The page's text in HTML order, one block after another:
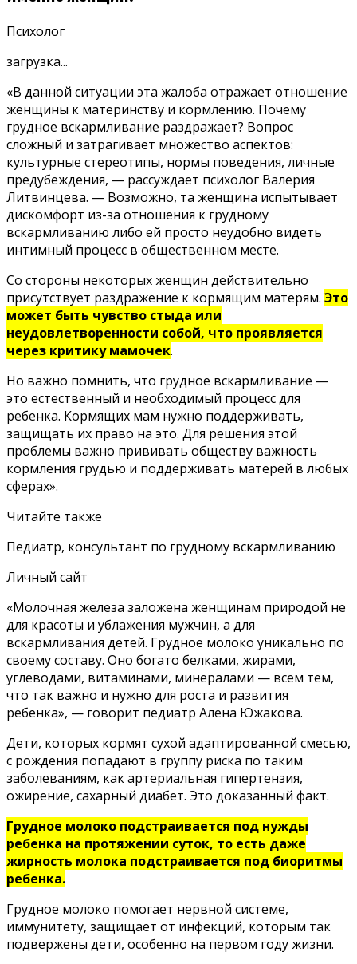
Психолог
загрузка...
«В данной ситуации эта жалоба отражает отношение
женщины к материнству и кормлению. Почему
грудное вскармливание раздражает? Вопрос
сложный и затрагивает множество аспектов:
культурные стереотипы, нормы поведения, личные
предубеждения, — рассуждает психолог Валерия
Литвинцева. — Возможно, та женщина испытывает
дискомфорт из-за отношения к грудному
вскармливанию либо ей просто неудобно видеть
интимный процесс в общественном месте.
Со стороны некоторых женщин действительно
присутствует раздражение к кормящим матерям. Это
может быть чувство стыда или
неудовлетворенности собой, что проявляется
через критику мамочек.
Но важно помнить, что грудное вскармливание —
это естественный и необходимый процесс для
ребенка. Кормящих мам нужно поддерживать,
защищать их право на это. Для решения этой
проблемы важно прививать обществу важность
кормления грудью и поддерживать матерей в любых
сферах».
Читайте также
Педиатр, консультант по грудному вскармливанию
Личный сайт
«Молочная железа заложена женщинам природой не
для красоты и ублажения мужчин, а для
вскармливания детей. Грудное молоко уникально по
своему составу. Оно богато белками, жирами,
углеводами, витаминами, минералами — всем тем,
что так важно и нужно для роста и развития
ребенка», — говорит педиатр Алена Южакова.
Дети, которых кормят сухой адаптированной смесью,
с рождения попадают в группу риска по таким
заболеваниям, как артериальная гипертензия,
ожирение, сахарный диабет. Это доказанный факт.
Грудное молоко подстраивается под нужды
ребенка на протяжении суток, то есть даже
жирность молока подстраивается под биоритмы
ребенка.
Грудное молоко помогает нервной системе,
иммунитету, защищает от инфекций, которым так
подвержены дети, особенно на первом году жизни.